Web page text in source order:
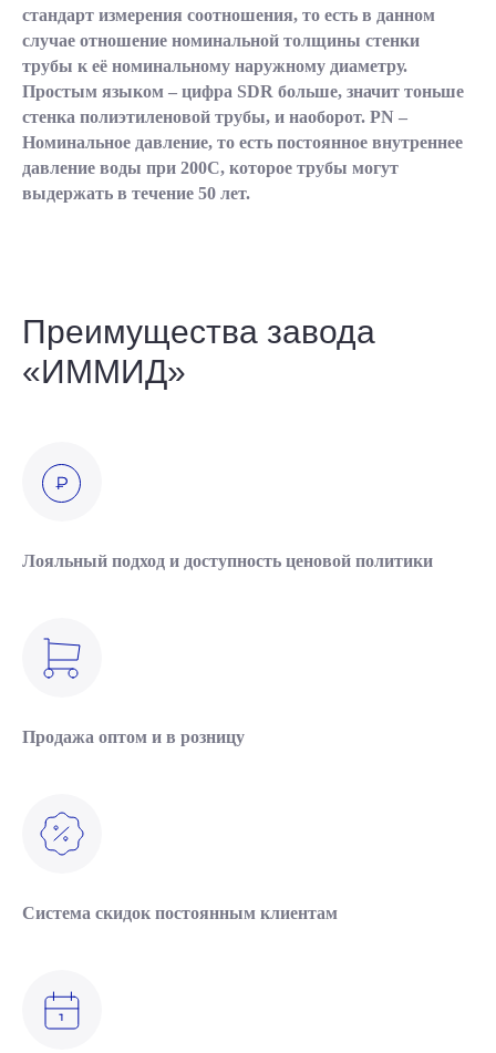
стандарт измерения соотношения, то есть в данном
случае отношение номинальной толщины стенки
трубы к её номинальному наружному диаметру.
Простым языком – цифра SDR больше, значит тоньше
стенка полиэтиленовой трубы, и наоборот. PN –
Номинальное давление, то есть постоянное внутреннее
давление воды при 200С, которое трубы могут
выдержать в течение 50 лет.
Преимущества завода
«ИММИД»
Лояльный подход и доступность ценовой политики
Продажа оптом и в розницу
Система скидок постоянным клиентам